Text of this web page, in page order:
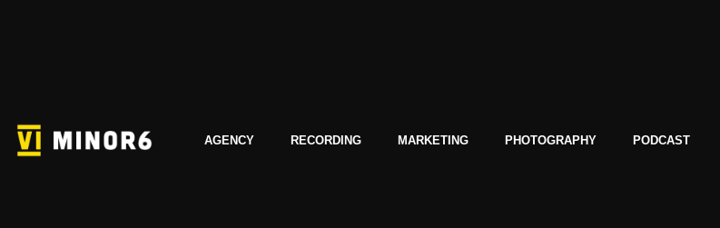
AGENCY RECORDING MARKETING PHOTOGRAPHY PODCAST